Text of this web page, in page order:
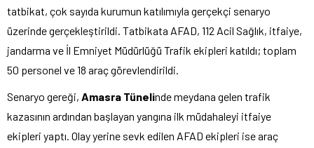
tatbikat, çok sayıda kurumun katılımıyla gerçekçi senaryo
üzerinde gerçekleştirildi. Tatbikata AFAD, 112 Acil Sağlık, itfaiye,
jandarma ve İl Emniyet Müdürlüğü Trafik ekipleri katıldı; toplam
50 personel ve 18 araç görevlendirildi.
Senaryo gereği, Amasra Tünelinde meydana gelen trafik
kazasının ardından başlayan yangına ilk müdahaleyi itfaiye
ekipleri yaptı. Olay yerine sevk edilen AFAD ekipleri ise araç